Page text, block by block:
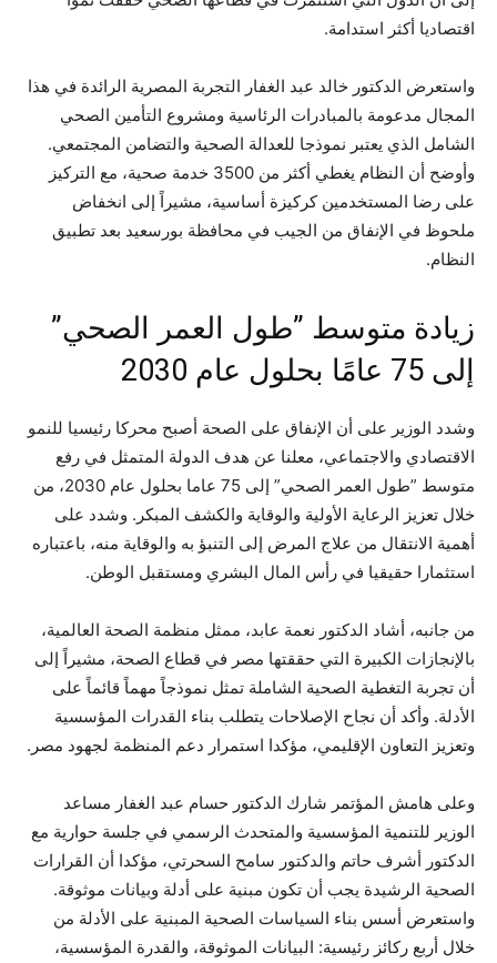
اقتصاديا أكثر استدامة.
واستعرض الدكتور خالد عبد الغفار التجربة المصرية الرائدة في هذا
المجال مدعومة بالمبادرات الرئاسية ومشروع التأمين الصحي
الشامل الذي يعتبر نموذجا للعدالة الصحية والتضامن المجتمعي.
وأوضح أن النظام يغطي أكثر من 3500 خدمة صحية، مع التركيز
على رضا المستخدمين كركيزة أساسية، مشيراً إلى انخفاض
ملحوظ في الإنفاق من الجيب في محافظة بورسعيد بعد تطبيق
النظام.
زيادة متوسط ​​”طول العمر الصحي”
إلى 75 عامًا بحلول عام 2030
وشدد الوزير على أن الإنفاق على الصحة أصبح محركا رئيسيا للنمو
الاقتصادي والاجتماعي، معلنا عن هدف الدولة المتمثل في رفع
متوسط ​​”طول العمر الصحي” إلى 75 عاما بحلول عام 2030، من
خلال تعزيز الرعاية الأولية والوقاية والكشف المبكر. وشدد على
أهمية الانتقال من علاج المرض إلى التنبؤ به والوقاية منه، باعتباره
استثمارا حقيقيا في رأس المال البشري ومستقبل الوطن.
من جانبه، أشاد الدكتور نعمة عابد، ممثل منظمة الصحة العالمية،
بالإنجازات الكبيرة التي حققتها مصر في قطاع الصحة، مشيراً إلى
أن تجربة التغطية الصحية الشاملة تمثل نموذجاً مهماً قائماً على
الأدلة. وأكد أن نجاح الإصلاحات يتطلب بناء القدرات المؤسسية
وتعزيز التعاون الإقليمي، مؤكدا استمرار دعم المنظمة لجهود مصر.
وعلى هامش المؤتمر شارك الدكتور حسام عبد الغفار مساعد
الوزير للتنمية المؤسسية والمتحدث الرسمي في جلسة حوارية مع
الدكتور أشرف حاتم والدكتور سامح السحرتي، مؤكدا أن القرارات
الصحية الرشيدة يجب أن تكون مبنية على أدلة وبيانات موثوقة.
واستعرض أسس بناء السياسات الصحية المبنية على الأدلة من
خلال أربع ركائز رئيسية: البيانات الموثوقة، والقدرة المؤسسية،